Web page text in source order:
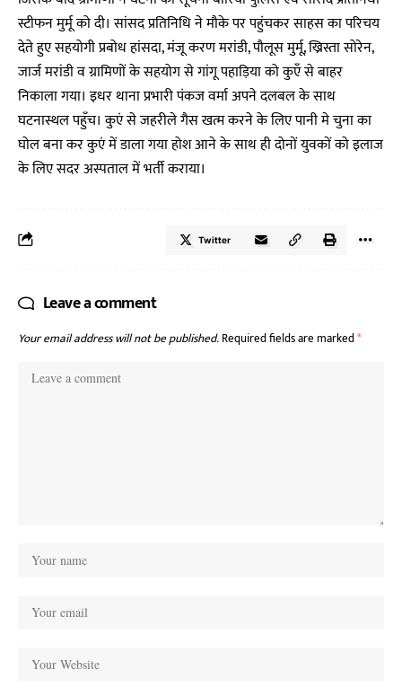
स्टीफन मुर्मू को दी। सांसद प्रतिनिधि ने मौके पर पहुंचकर साहस का परिचय
देते हुए सहयोगी प्रबोध हांसदा, मंजू करण मरांडी, पौलूस मुर्मू, ख्रिस्ता सोरेन,
जार्ज मरांडी व ग्रामिणों के सहयोग से गांगू पहाड़िया को कुएँ से बाहर
निकाला गया। इधर थाना प्रभारी पंकज वर्मा अपने दलबल के साथ
घटनास्थल पहुँच। कुएं से जहरीले गैस खत्म करने के लिए पानी मे चुना का
घोल बना कर कुएं में डाला गया होश आने के साथ ही दोनों युवकों को इलाज
के लिए सदर अस्पताल में भर्ती कराया।
Twitter
Leave a comment
Your email address will not be published.Required fields are marked*